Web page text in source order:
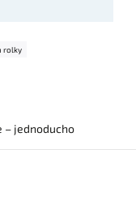
rolky
– jednoducho